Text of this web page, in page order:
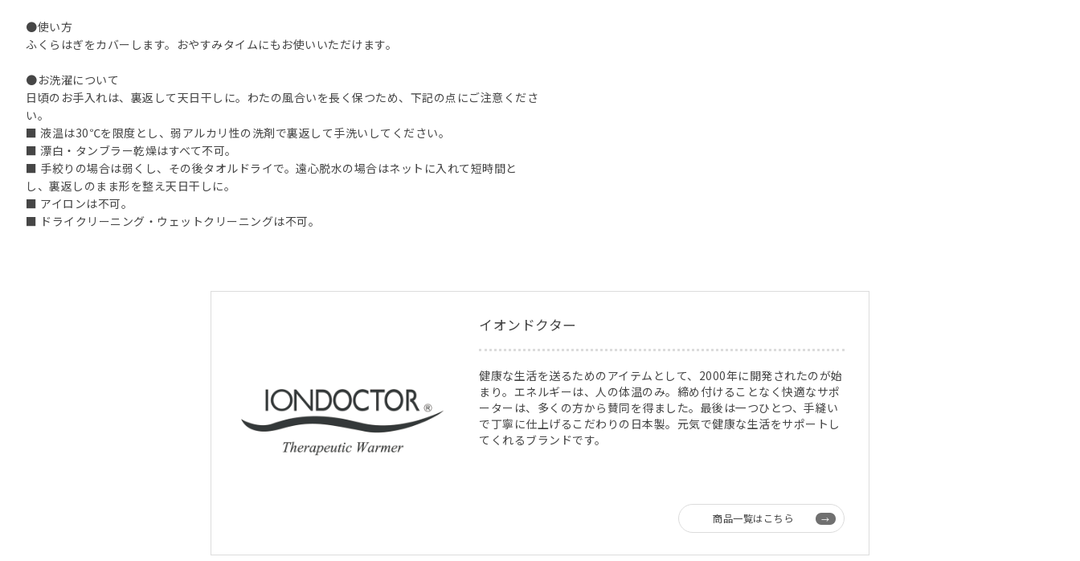
●使い方
ふくらはぎをカバーします。おやすみタイムにもお使いいただけます。
●お洗濯について
日頃のお手入れは、裏返して天日干しに。わたの風合いを長く保つため、下記の点にご注意くださ
い。
■ 液温は30℃を限度とし、弱アルカリ性の洗剤で裏返して手洗いしてください。
■ 漂白・タンブラー乾燥はすべて不可。
■ 手絞りの場合は弱くし、その後タオルドライで。遠心脱水の場合はネットに入れて短時間と
し、裏返しのまま形を整え天日干しに。
■ アイロンは不可。
■ ドライクリーニング・ウェットクリーニングは不可。
イオンドクター
健康な生活を送るためのアイテムとして、2000年に開発されたのが始
まり。エネルギーは、人の体温のみ。締め付けることなく快適なサポ
ーターは、多くの方から賛同を得ました。最後は一つひとつ、手縫い
で丁寧に仕上げるこだわりの日本製。元気で健康な生活をサポートし
てくれるブランドです。
商品一覧はこちら